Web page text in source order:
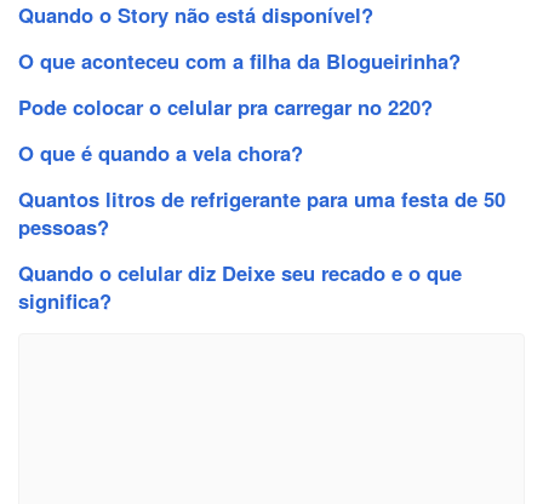
Quando o Story não está disponível?
O que aconteceu com a filha da Blogueirinha?
Pode colocar o celular pra carregar no 220?
O que é quando a vela chora?
Quantos litros de refrigerante para uma festa de 50
pessoas?
Quando o celular diz Deixe seu recado e o que
significa?